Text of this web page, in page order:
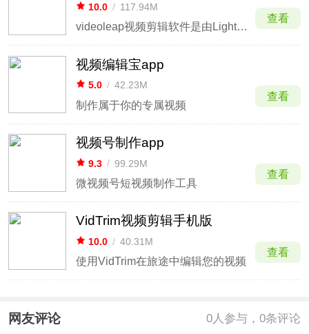
10.0 / 117.94M
videoleap视频剪辑软件是由Lightricks Ltd.公司推出的一款专业的视频剪辑app，该软件和Motionleap软件在功能上是差不多的，区别在于videoleap的制作对象可以是视频也可以是图片，而Motionleap的制作对应是将图片合成超高清视频，所以该
查看
视频编辑宝app
5.0 / 42.23M
制作属于你的专属视频
查看
视频号制作app
9.3 / 99.29M
微视频号短视频制作工具
查看
VidTrim视频剪辑手机版
10.0 / 40.31M
使用VidTrim在旅途中编辑您的视频
查看
网友评论 0人参与，0条评论